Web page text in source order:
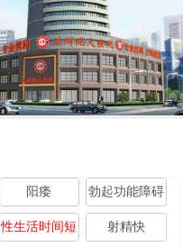
阳痿 勃起功能障碍
性生活时间短 射精快